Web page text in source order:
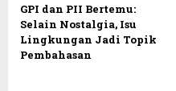
GPI dan PII Bertemu:
Selain Nostalgia, Isu
Lingkungan Jadi Topik
Pembahasan